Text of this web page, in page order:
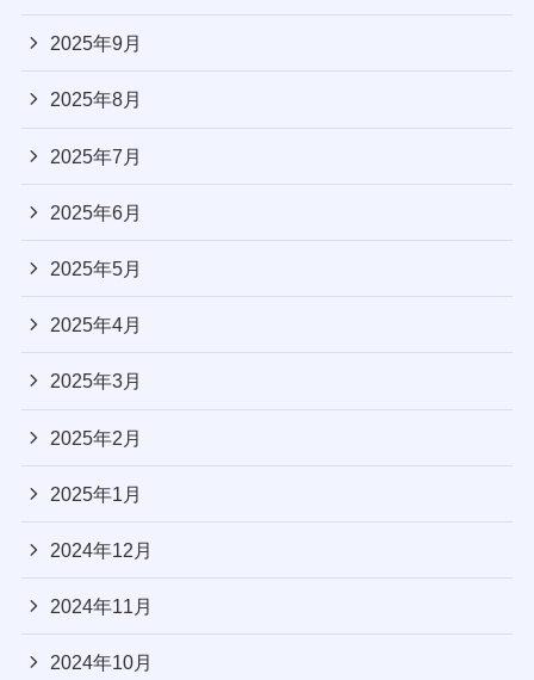
2025年9月
2025年8月
2025年7月
2025年6月
2025年5月
2025年4月
2025年3月
2025年2月
2025年1月
2024年12月
2024年11月
2024年10月